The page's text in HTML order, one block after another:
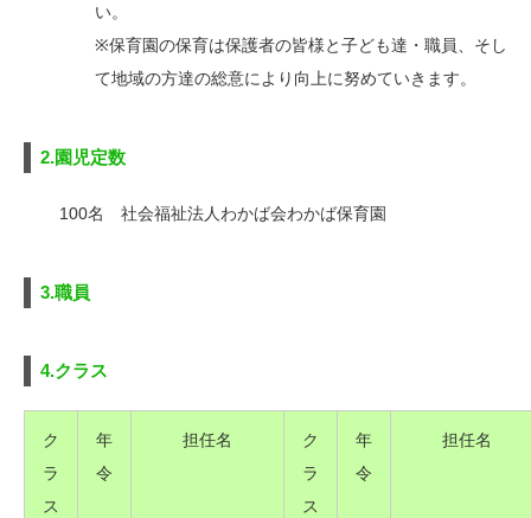
い。
※保育園の保育は保護者の皆様と子ども達・職員、そし
て地域の方達の総意により向上に努めていきます。
2.園児定数
100名 社会福祉法人わかば会わかば保育園
3.職員
4.クラス
ク
ラ
ス
年
令
担任名
ク
ラ
ス
年
令
担任名